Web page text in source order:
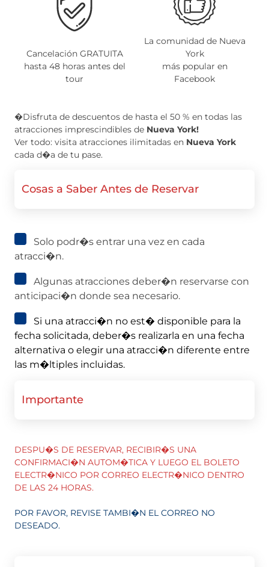
Cancelación GRATUITA
hasta 48 horas antes del
tour
La comunidad de Nueva
York
más popular en
Facebook
�Disfruta de descuentos de hasta el 50 % en todas las
atracciones imprescindibles de Nueva York!
Ver todo: visita atracciones ilimitadas en Nueva York
cada d�a de tu pase.
Cosas a Saber Antes de Reservar
Solo podr�s entrar una vez en cada
atracci�n.
Algunas atracciones deber�n reservarse con
anticipaci�n donde sea necesario.
Si una atracci�n no est� disponible para la
fecha solicitada, deber�s realizarla en una fecha
alternativa o elegir una atracci�n diferente entre
las m�ltiples incluidas.
Importante
DESPU�S DE RESERVAR, RECIBIR�S UNA
CONFIRMACI�N AUTOM�TICA Y LUEGO EL BOLETO
ELECTR�NICO POR CORREO ELECTR�NICO DENTRO
DE LAS 24 HORAS.
POR FAVOR, REVISE TAMBI�N EL CORREO NO
DESEADO.